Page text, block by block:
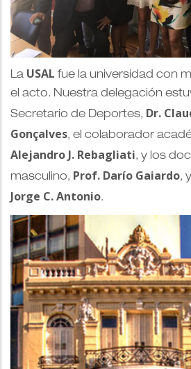
La USAL fue la universidad con
el acto. Nuestra delegación
Secretario de Deportes, Dr.
Gonçalves, el colaborador
Alejandro J. Rebagliati, y los
masculino, Prof. Darío Gaiardo,
Jorge C. Antonio.